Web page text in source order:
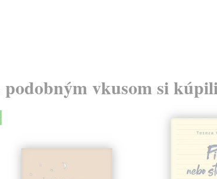
podobným vkusom si